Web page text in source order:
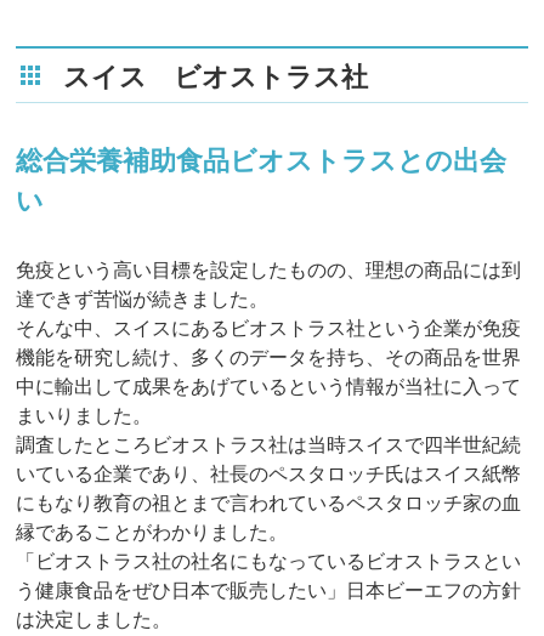
スイス ビオストラス社
総合栄養補助食品ビオストラスとの出会
い
免疫という高い目標を設定したものの、理想の商品には到
達できず苦悩が続きました。
そんな中、スイスにあるビオストラス社という企業が免疫
機能を研究し続け、多くのデータを持ち、その商品を世界
中に輸出して成果をあげているという情報が当社に入って
まいりました。
調査したところビオストラス社は当時スイスで四半世紀続
いている企業であり、社長のペスタロッチ氏はスイス紙幣
にもなり教育の祖とまで言われているペスタロッチ家の血
縁であることがわかりました。
「ビオストラス社の社名にもなっているビオストラスとい
う健康食品をぜひ日本で販売したい」日本ビーエフの方針
は決定しました。